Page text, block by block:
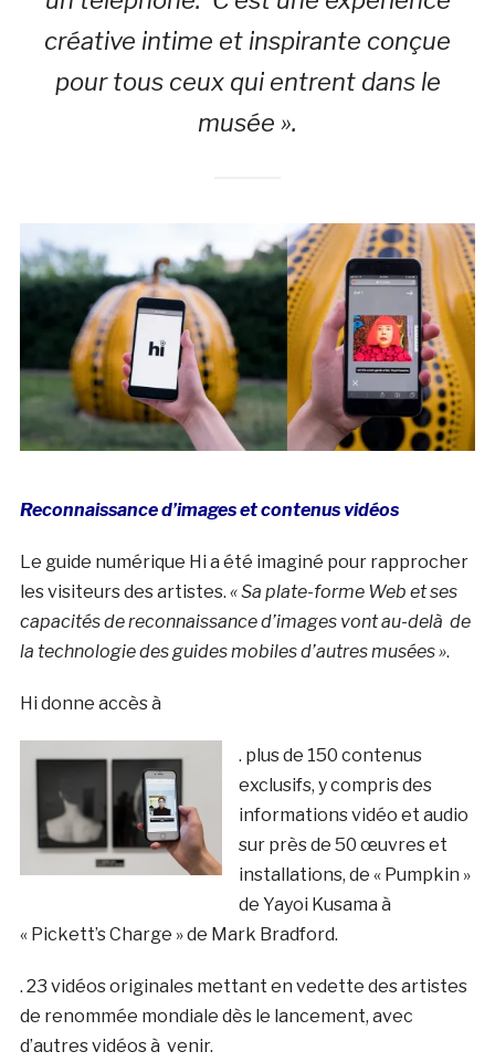
créative intime et inspirante conçue
pour tous ceux qui entrent dans le
musée ».
Reconnaissance d’images et contenus vidéos
Le guide numérique Hi a été imaginé pour rapprocher
les visiteurs des artistes. « Sa plate-forme Web et ses
capacités de reconnaissance d’images vont au-delà de
la technologie des guides mobiles d’autres musées ».
Hi donne accès à
. plus de 150 contenus
exclusifs, y compris des
informations vidéo et audio
sur près de 50 œuvres et
installations, de « Pumpkin »
de Yayoi Kusama à
« Pickett’s Charge » de Mark Bradford.
. 23 vidéos originales mettant en vedette des artistes
de renommée mondiale dès le lancement, avec
d’autres vidéos à venir.